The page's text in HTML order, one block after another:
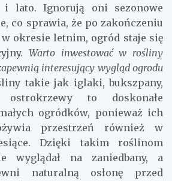
lato. Ignorują oni sezonowe
co sprawia, że po zakończeniu
okresie letnim, ogród staje się
Warto inwestować w rośliny
interesujący wygląd ogrodu
takie jak iglaki, bukszpany,
to doskonałe
ogródków, ponieważ ich
przestrzeń również w
Dzięki takim roślinom
wyglądał na zaniedbany, a
naturalną osłonę przed